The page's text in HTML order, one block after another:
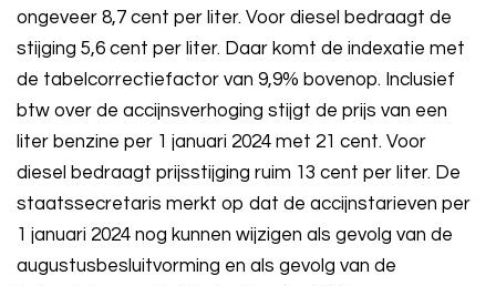
ongeveer 8,7 cent per liter. Voor diesel bedraagt de
stijging 5,6 cent per liter. Daar komt de indexatie met
de tabelcorrectiefactor van 9,9% bovenop. Inclusief
btw over de accijnsverhoging stijgt de prijs van een
liter benzine per 1 januari 2024 met 21 cent. Voor
diesel bedraagt prijsstijging ruim 13 cent per liter. De
staatssecretaris merkt op dat de accijnstarieven per
1 januari 2024 nog kunnen wijzigen als gevolg van de
augustusbesluitvorming en als gevolg van de